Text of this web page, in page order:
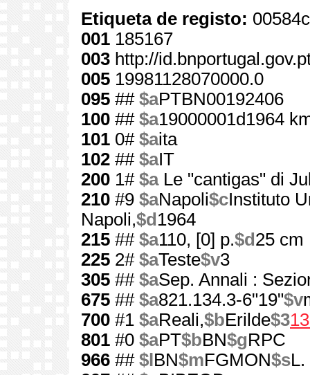
Etiqueta de registo:
001 185167
003 http://
005 19981128070000.0
095 ## $aPTBN00192406
100 ## $a19000001d1964
101 0# $aita
102 ## $aIT
200 1# $aLe "cantigas" di
210 #9 $aNapoli$cInstituto
Napoli,$d 1964
215 ## $a110, [0] p.$d 25 cm
225 2# $aTeste$v3
305 ## $aSep. Annali :
675 ## $a821.134.3-6"19"$v
700 #1 $aReali,$bErilde$3
801 #0 $aPT$bBN$gRPC
966 ## $l BN$mFGMON$sL.